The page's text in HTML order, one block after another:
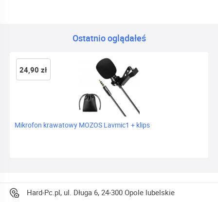
Ostatnio oglądałeś
Mikrofon krawatowy MOZOS Lavmic1 + klips
24,90 zł
Hard-Pc.pl, ul. Długa 6, 24-300 Opole lubelskie